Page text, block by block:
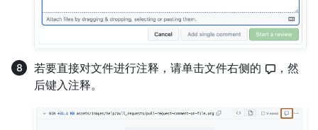
若要直接对文件进行注释，请单击文件右侧的
，然
后键入注释。